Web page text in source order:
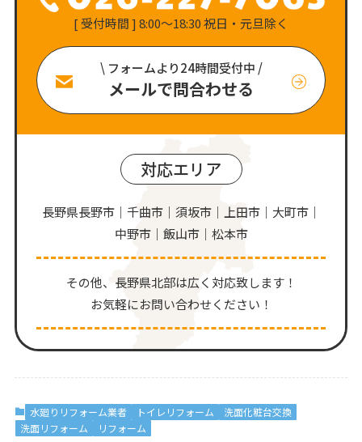
[ 受付時間 ] 8:00〜18:30 祝日・元旦除く
\ フォームより24時間受付中 /
メールで問合わせる
対応エリア
長野県長野市｜千曲市｜須坂市｜上田市｜大町市｜
中野市｜飯山市｜松本市
その他、⻑野県北部は広く対応致します！
お気軽にお問い合わせください！
水廻りリフォーム業者 トイレリフォーム
洗面化粧台交換
洗面リフォーム
リフォーム